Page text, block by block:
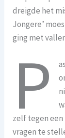
dreigde het
Jongere’
ging met
P
zelf tegen
vragen te